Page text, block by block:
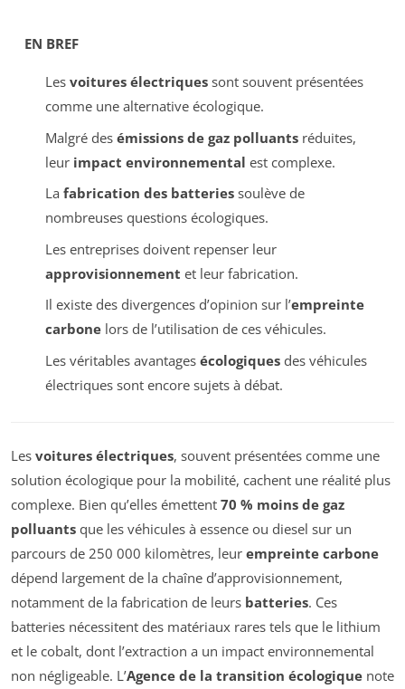
EN BREF
Les voitures électriquessont souvent présentées
comme une alternative écologique.
Malgré des émissions de gaz polluantsréduites,
leur impact environnemental est complexe.
La fabrication des batteriessoulève de
nombreuses questions écologiques.
Les entreprises doivent repenser leur
approvisionnement et leur fabrication.
Il existe des divergences d’opinion sur l’empreinte
carbonelors de l’utilisation de ces véhicules.
Les véritables avantages écologiquesdes véhicules
électriques sont encore sujets à débat.
Les voitures électriques, souvent présentées comme une
solution écologique pour la mobilité, cachent une réalité plus
complexe. Bien qu’elles émettent 70 % moins de gaz
polluants que les véhicules à essence ou diesel sur un
parcours de 250 000 kilomètres, leur empreinte carbone
dépend largement de la chaîne d’approvisionnement,
notamment de la fabrication de leurs batteries. Ces
batteries nécessitent des matériaux rares tels que le lithium
et le cobalt, dont l’extraction a un impact environnemental
non négligeable. L’Agence de la transition écologique note